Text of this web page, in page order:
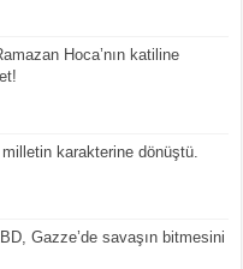
Hoca’nın katiline
karakterine dönüştü.
Gazze’de savaşın bitmesini